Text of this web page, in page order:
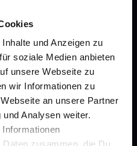
und Anzeigen zu
soziale Medien anbieten
unsere Webseite zu
wir Informationen zu
an unsere Partner
Analysen weiter.